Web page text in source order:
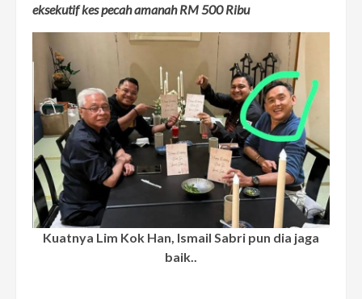
eksekutif kes pecah amanah RM 500 Ribu
Kuatnya Lim Kok Han, Ismail Sabri pun dia jaga
baik..